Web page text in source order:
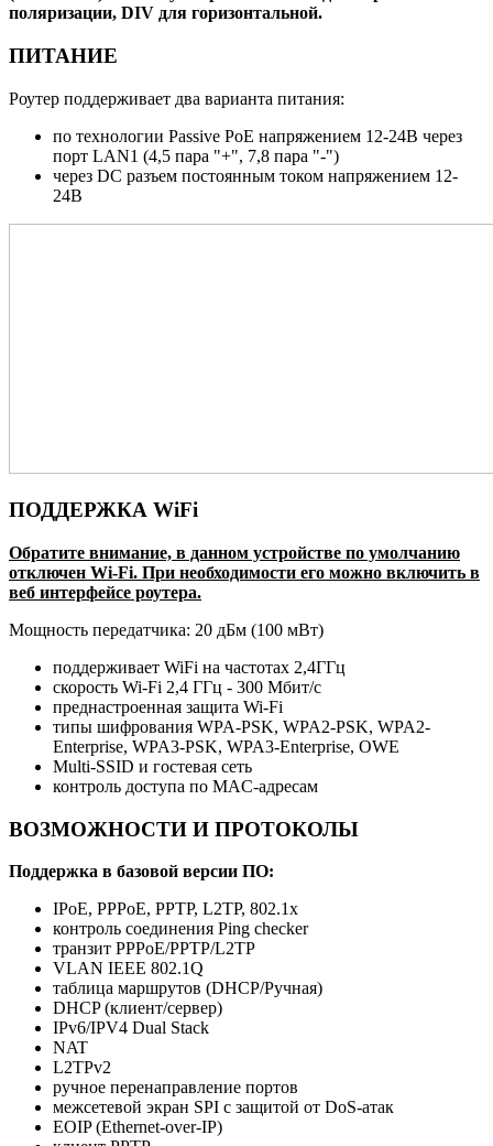
поляризации, DIV для горизонтальной.
ПИТАНИЕ
Роутер поддерживает два варианта питания:
по технологии Passive PoE напряжением 12-24В через
порт LAN1 (4,5 пара "+", 7,8 пара "-")
через DC разъем постоянным током напряжением 12-
24В
ПОДДЕРЖКА WiFi
Обратите внимание, в данном устройстве по умолчанию
отключен Wi-Fi. При необходимости его можно включить в
веб интерфейсе роутера.
Мощность передатчика: 20 дБм (100 мВт)
поддерживает WiFi на частотах 2,4ГГц
скорость Wi-Fi 2,4 ГГц - 300 Мбит/с
преднастроенная защита Wi-Fi
типы шифрования WPA-PSK, WPA2-PSK, WPA2-
Enterprise, WPA3-PSK, WPA3-Enterprise, OWE
Multi-SSID и гостевая сеть
контроль доступа по MAC-адресам
ВОЗМОЖНОСТИ И ПРОТОКОЛЫ
Поддержка в базовой версии ПО:
IPoE, PPPoE, PPTP, L2TP, 802.1x
контроль соединения Ping checker
транзит PPPoE/PPTP/L2TP
VLAN IEEE 802.1Q
таблица маршрутов (DHCP/Ручная)
DHCP (клиент/сервер)
IPv6/IPV4 Dual Stack
NAT
L2TPv2
ручное перенаправление портов
межсетевой экран SPI с защитой от DoS-атак
EOIP (Ethernet-over-IP)